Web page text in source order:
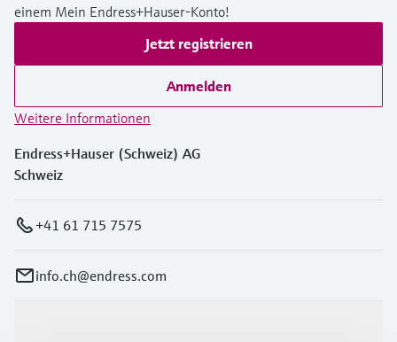
einem Mein Endress+Hauser-Konto!
Jetzt registrieren
Anmelden
Weitere Informationen
Endress+Hauser (Schweiz) AG
Schweiz
+41 61 715 7575
info.ch@endress.com